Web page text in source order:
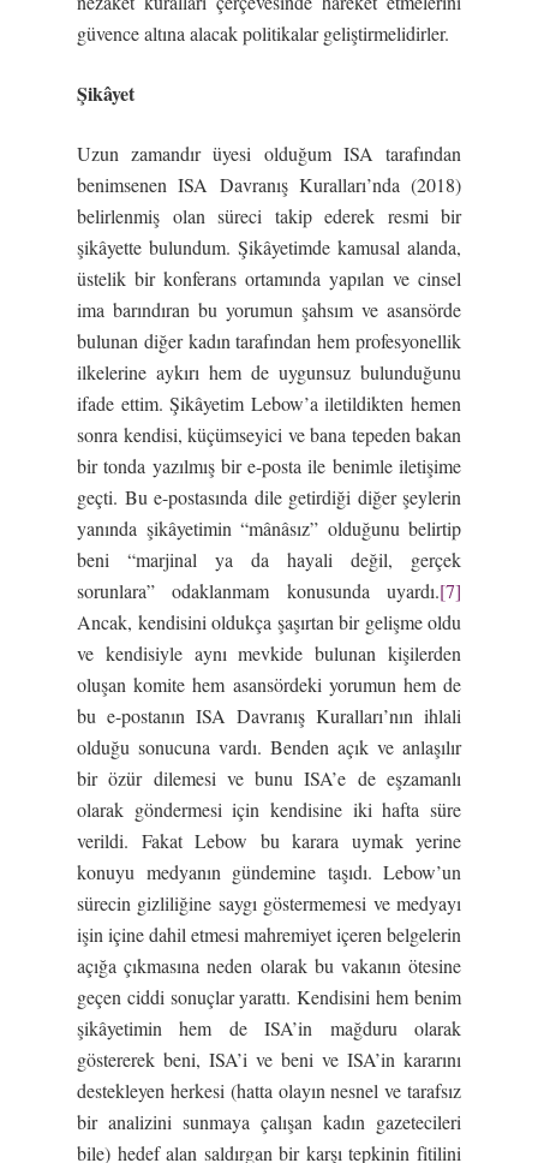
güvence altına alacak politikalar geliştirmelidirler.
Şikâyet
Uzun zamandır üyesi olduğum ISA tarafından
benimsenen ISA Davranış Kuralları’nda (2018)
belirlenmiş olan süreci takip ederek resmi bir
şikâyette bulundum. Şikâyetimde kamusal alanda,
üstelik bir konferans ortamında yapılan ve cinsel
ima barındıran bu yorumun şahsım ve asansörde
bulunan diğer kadın tarafından hem profesyonellik
ilkelerine aykırı hem de uygunsuz bulunduğunu
ifade ettim. Şikâyetim Lebow’a iletildikten hemen
sonra kendisi, küçümseyici ve bana tepeden bakan
bir tonda yazılmış bir e-posta ile benimle iletişime
geçti. Bu e-postasında dile getirdiği diğer şeylerin
yanında şikâyetimin “mânâsız” olduğunu belirtip
beni “marjinal ya da hayali değil, gerçek
sorunlara” odaklanmam konusunda uyardı.[7]
Ancak, kendisini oldukça şaşırtan bir gelişme oldu
ve kendisiyle aynı mevkide bulunan kişilerden
oluşan komite hem asansördeki yorumun hem de
bu e-postanın ISA Davranış Kuralları’nın ihlali
olduğu sonucuna vardı. Benden açık ve anlaşılır
bir özür dilemesi ve bunu ISA’e de eşzamanlı
olarak göndermesi için kendisine iki hafta süre
verildi. Fakat Lebow bu karara uymak yerine
konuyu medyanın gündemine taşıdı. Lebow’un
sürecin gizliliğine saygı göstermemesi ve medyayı
işin içine dahil etmesi mahremiyet içeren belgelerin
açığa çıkmasına neden olarak bu vakanın ötesine
geçen ciddi sonuçlar yarattı. Kendisini hem benim
şikâyetimin hem de ISA’in mağduru olarak
göstererek beni, ISA’i ve beni ve ISA’in kararını
destekleyen herkesi (hatta olayın nesnel ve tarafsız
bir analizini sunmaya çalışan kadın gazetecileri
bile) hedef alan saldırgan bir karşı tepkinin fitilini